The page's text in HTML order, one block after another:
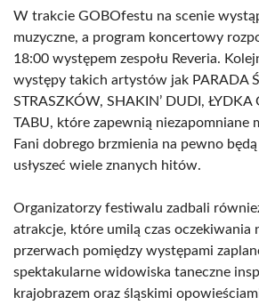
W trakcie GOBOfestu na scenie
muzyczne, a program koncertowy
18:00 występem zespołu Reveria.
występy takich artystów jak PARADA
STRASZKÓW, SHAKIN’ DUDI, ŁYDKA
TABU, które zapewnią niezapomniane
Fani dobrego brzmienia na pewno
usłyszeć wiele znanych hitów.
Organizatorzy festiwalu zadbali
atrakcje, które umilą czas oczekiwania
przerwach pomiędzy występami
spektakularne widowiska taneczne
krajobrazem oraz śląskimi